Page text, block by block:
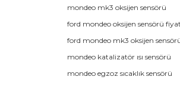
Yorum Yaz
Görüş ve önerileriniz için teşekkür ederiz.
mondeo mk3 oksijen sensörü
ford mondeo oksijen sensörü
ford mondeo mk3 oksijen
mondeo katalizatör ısı sensörü
mondeo egzoz sıcaklık sensörü